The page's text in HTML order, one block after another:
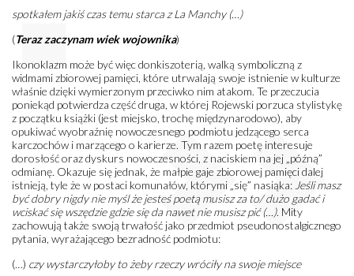
spotkałem jakiś czas temu starca z La Manchy (…)
(Teraz zaczynam wiek wojownika)
Ikonoklazm może być więc donkiszoterią, walką symboliczną z
widmami zbiorowej pamięci, które utrwalają swoje istnienie w kulturze
właśnie dzięki wymierzonym przeciwko nim atakom. Te przeczucia
poniekąd potwierdza część druga, w której Rojewski porzuca stylistykę
z początku książki (jest miejsko, trochę międzynarodowo), aby
opukiwać wyobraźnię nowoczesnego podmiotu jedzącego serca
karczochów i marzącego o karierze. Tym razem poetę interesuje
dorosłość oraz dyskurs nowoczesności, z naciskiem na jej „późną”
odmianę. Okazuje się jednak, że małpie gaje zbiorowej pamięci dalej
istnieją, tyle że w postaci komunałów, którymi „się” nasiąka: Jeśli masz
być dobry nigdy nie myśl że jesteś poetą musisz za to/ dużo gadać i
wciskać się wszędzie gdzie się da nawet nie musisz pić (…). Mity
zachowują także swoją trwałość jako przedmiot pseudonostalgicznego
pytania, wyrażającego bezradność podmiotu:
(…) czy wystarczyłoby to żeby rzeczy wróciły na swoje miejsce